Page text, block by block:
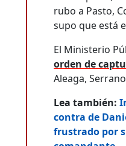
rubo a Pasto,
supo que está
El Ministerio
orden de
Aleaga,
Lea también:
contra de
frustrado por